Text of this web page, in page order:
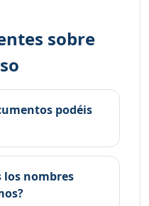
sobre
podéis
los nombres